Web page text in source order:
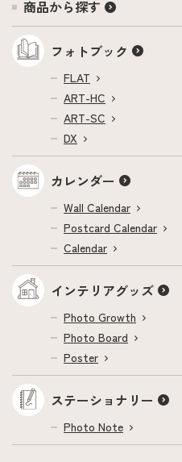
商品から探す
フォトブック
FLAT
ART-HC
ART-SC
DX
カレンダー
Wall Calendar
Postcard Calendar
Calendar
インテリアグッズ
Photo Growth
Photo Board
Poster
ステーショナリー
Photo Note